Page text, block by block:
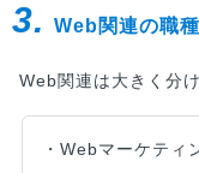
3. Web関連の職種
Web関連は大きく分
・Webマーケティ